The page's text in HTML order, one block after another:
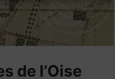
de l’Oise